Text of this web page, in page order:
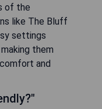
of the
like The Bluff
settings
them
and